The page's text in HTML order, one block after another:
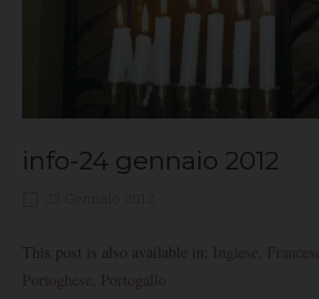
info-24 gennaio 2012
This post is also available in: Inglese Francese
Portoghese, Portogallo